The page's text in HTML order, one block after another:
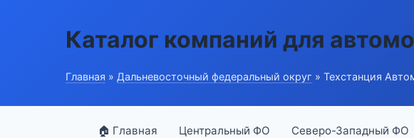
Каталог компаний для
Главная » Дальневосточный федеральный округ » Техстанция
🏠 Главная Центральный ФО Северо-Западный ФО